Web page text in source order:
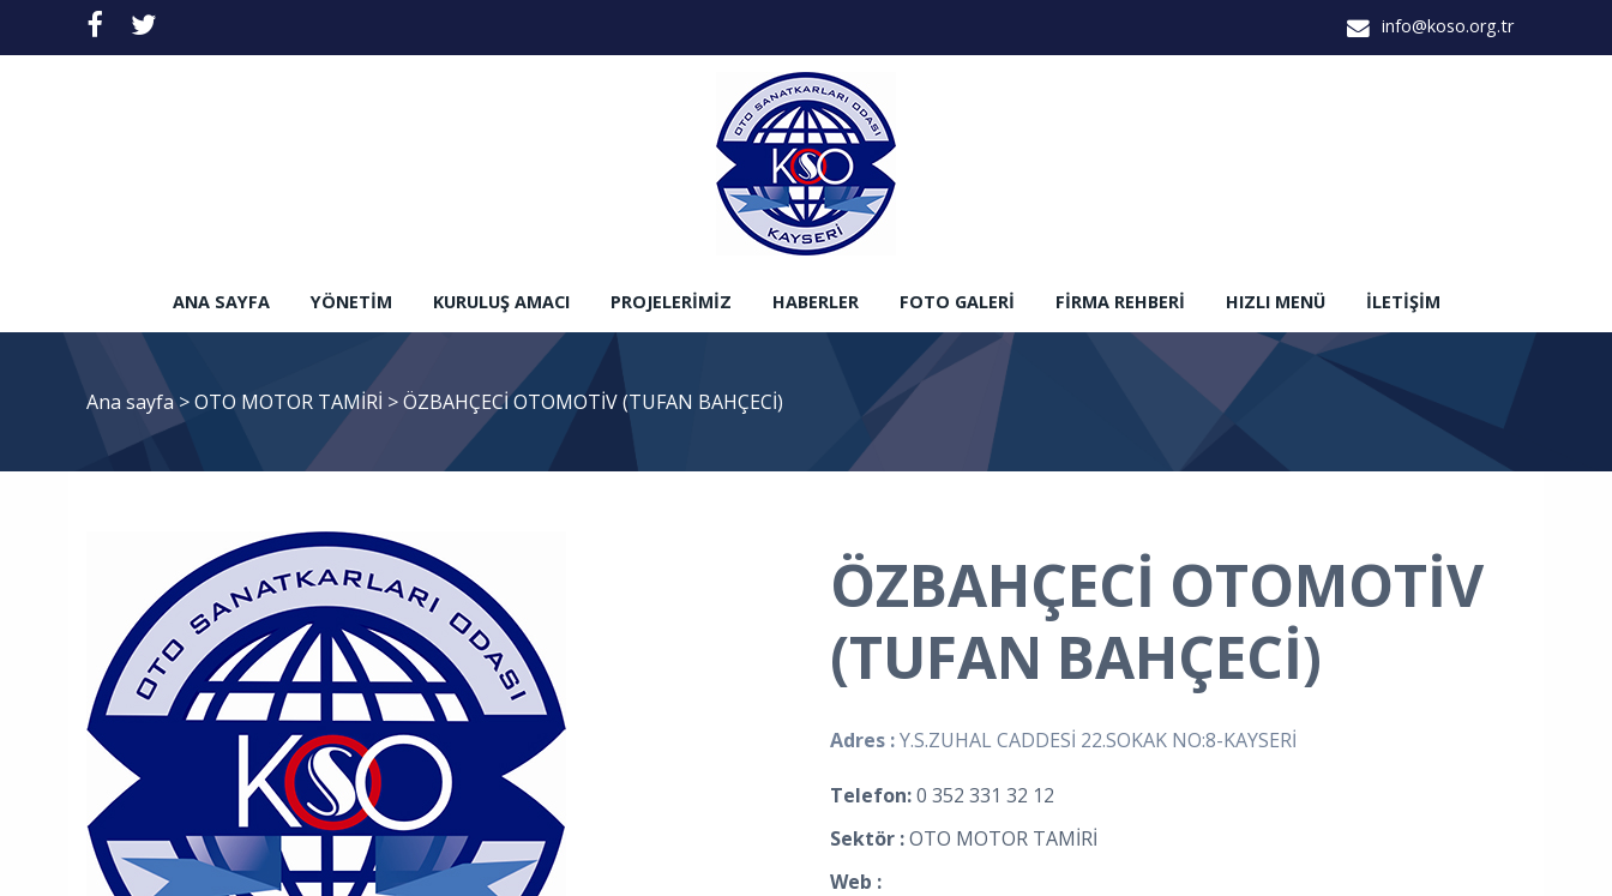
info@koso.org.tr
ANA SAYFA YÖNETIM KURULUŞ AMACI PROJELERIMIZ HABERLER FOTO GALERI FIRMA REHBERI HIZLI MENÜ İLETIŞIM
Ana sayfa >OTO MOTOR TAMİRİ >ÖZBAHÇECİ OTOMOTİV (TUFAN BAHÇECİ)
ÖZBAHÇECİ OTOMOTİV
(TUFAN BAHÇECİ)
Adres :Y.S.ZUHAL CADDESİ 22.SOKAK NO:8-KAYSERİ
Telefon:0 352 331 32 12
Sektör :OTO MOTOR TAMİRİ
Web :